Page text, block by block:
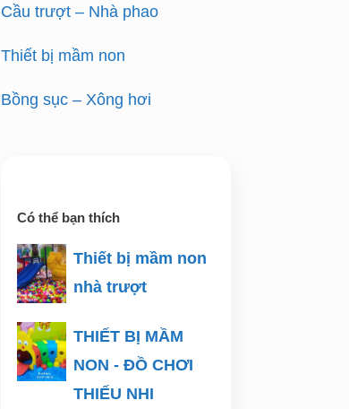
Cầu trượt – Nhà phao
Thiết bị mầm non
Bồng sục – Xông hơi
Có thể bạn thích
Thiết bị mầm non
nhà trượt
THIẾT BỊ MẦM
NON - ĐỒ CHƠI
THIẾU NHI